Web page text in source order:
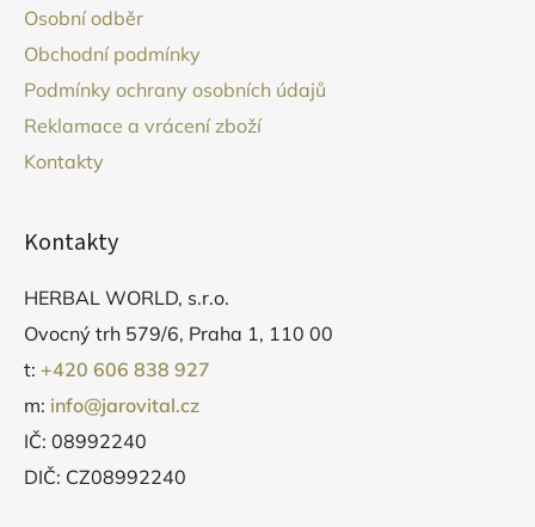
Osobní odběr
Obchodní podmínky
Podmínky ochrany osobních údajů
Reklamace a vrácení zboží
Kontakty
Kontakty
HERBAL WORLD, s.r.o.
Ovocný trh 579/6, Praha 1, 110 00
t: +420 606 838 927
m: info@jarovital.cz
IČ: 08992240
DIČ: CZ08992240